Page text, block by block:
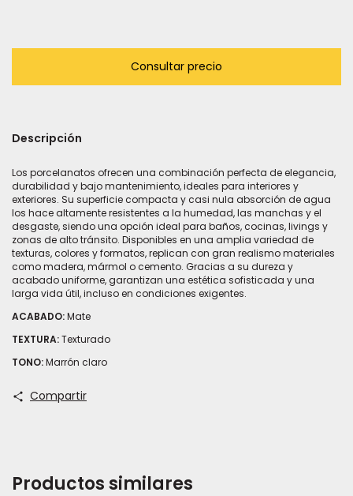
Descripción
Los porcelanatos ofrecen una combinación perfecta de elegancia,
durabilidad y bajo mantenimiento, ideales para interiores y
exteriores. Su superficie compacta y casi nula absorción de agua
los hace altamente resistentes a la humedad, las manchas y el
desgaste, siendo una opción ideal para baños, cocinas, livings y
zonas de alto tránsito. Disponibles en una amplia variedad de
texturas, colores y formatos, replican con gran realismo materiales
como madera, mármol o cemento. Gracias a su dureza y
acabado uniforme, garantizan una estética sofisticada y una
larga vida útil, incluso en condiciones exigentes.
ACABADO:Mate
TEXTURA:Texturado
TONO:Marrón claro
Compartir
Productos similares